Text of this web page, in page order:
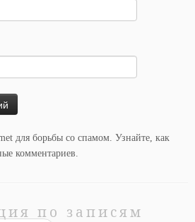
для борьбы со спамом. Узнайте, как
комментариев.
по записям